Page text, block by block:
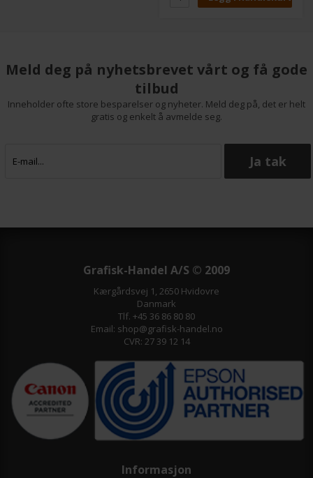
Meld deg på nyhetsbrevet vårt og få gode
tilbud
Inneholder ofte store besparelser og nyheter. Meld deg på, det er helt
gratis og enkelt å avmelde seg.
Grafisk-Handel A/S © 2009
Kærgårdsvej 1, 2650 Hvidovre
Danmark
Tlf. +45 36 86 80 80
Email: shop@grafisk-handel.no
CVR: 27 39 12 14
Informasjon